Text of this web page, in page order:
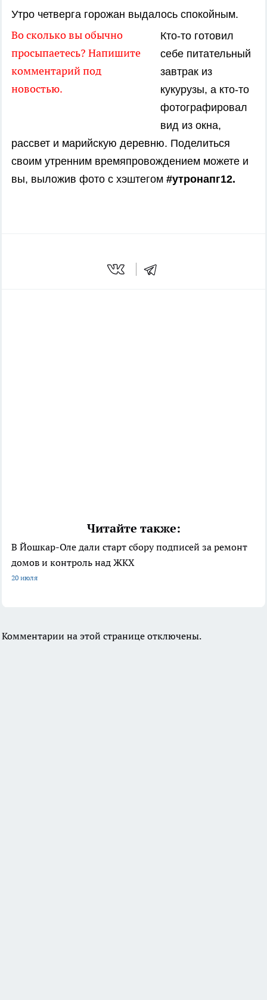
Утро четверга горожан выдалось спокойным.
Во сколько вы обычно
просыпаетесь? Напишите
комментарий под
новостью.
Кто-то готовил
себе питательный
завтрак из
кукурузы, а кто-то
фотографировал
вид из окна,
рассвет и марийскую деревню. Поделиться
своим утренним времяпровождением можете и
вы, выложив фото с хэштегом #утронапг12.
Читайте также:
В Йошкар-Оле дали старт сбору подписей за ремонт
домов и контроль над ЖКХ
20 июля
Комментарии на этой странице отключены.